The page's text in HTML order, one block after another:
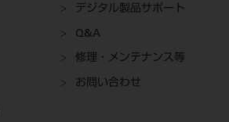
デジタル製品サポート
Q&A
修理・メンテナンス等
お問い合わせ